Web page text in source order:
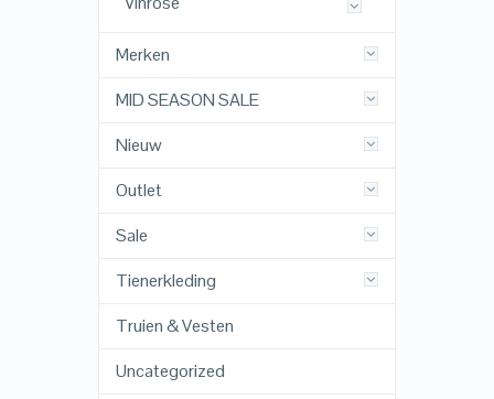
Merken
MID SEASON SALE
Nieuw
Outlet
Sale
Tienerkleding
Truien & Vesten
Uncategorized